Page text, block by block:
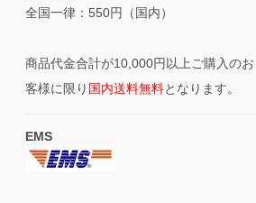
全国一律：550円（国内）
商品代金合計が10,000円以上ご購入のお
客様に限り 国内送料無料となります。
EMS